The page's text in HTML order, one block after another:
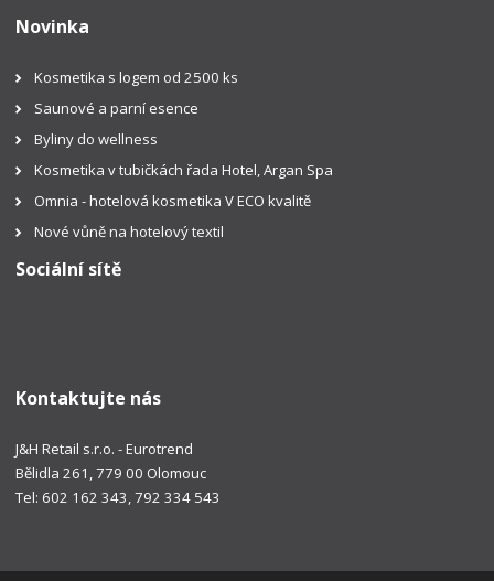
Novinka
Kosmetika s logem od 2500 ks
Saunové a parní esence
Byliny do wellness
Kosmetika v tubičkách řada Hotel, Argan Spa
Omnia - hotelová kosmetika V ECO kvalitě
Nové vůně na hotelový textil
Sociální sítě
Kontaktujte nás
J&H Retail s.r.o. - Eurotrend
Bělidla 261, 779 00 Olomouc
Tel: 602 162 343, 792 334 543